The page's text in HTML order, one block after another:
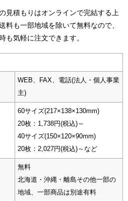
見積もりはオンラインで完結する上
料も一部地域を除いて無料なので、
も気軽に注文できます。
WEB、FAX、電話(法人・個人事業
主)
60サイズ(217×138×130mm)
20枚：1,738円(税込)～
40サイズ(150×120×90mm)
20枚：2,027円(税込)～など
無料
北海道・沖縄・離島その他一部の
地域、一部商品は別途有料